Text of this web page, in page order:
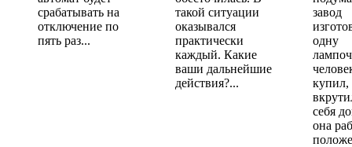
срабатывать на
отключение по
пять раз...
такой ситуации
оказывался
практически
каждый. Какие
ваши дальнейшие
действия?...
завод
одну
купил,
себя
она